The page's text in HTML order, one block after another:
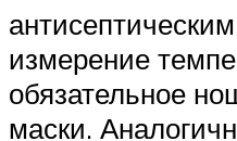
измерение
обязательное
маски.